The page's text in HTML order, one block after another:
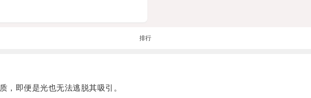
排行
即便是光也无法逃脱其吸引。